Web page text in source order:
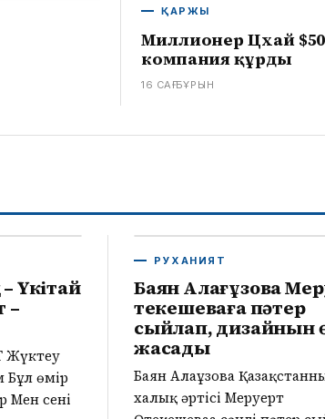
ҚАРЖЫ
Миллионер Цхай
компания құрды
16 САҒ БҰРЫН
Үкітай
–
Жүктеу
Бұл өмір
Мен сені
РУХАНИЯТ
Баян Алағұзова
Өтекешеваға пәтер
сыйлап, дизайнын
жасады
Баян Алағұзова
халық әртісі Меруерт